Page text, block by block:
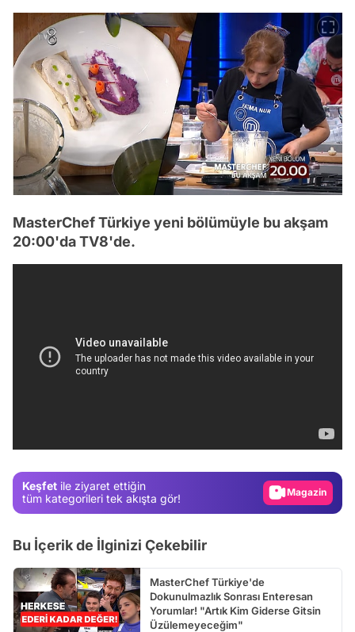
MasterChef Türkiye yeni bölümüyle bu akşam
20:00'da TV8'de.
Keşfet ile ziyaret ettiğin
tüm kategorileri tek akışta gör!
Gündem
Video
Bu İçerik de İlginizi Çekebilir
MasterChef Türkiye'de
Dokunulmazlık Sonrası Enteresan
Yorumlar! "Artık Kim Giderse Gitsin
Üzülemeyeceğim"